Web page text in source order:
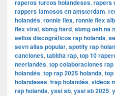
raperos turcos holandeses, rapers
rappers famosos en amsterdam,
holandés, ronnie flex, ronnie flex
flex viral, sbmg hard, sbmg oeh na
sellos discográficos rap holanda,
sevn alias popular, spotify rap
canciones, tabitha rap, top 10
neerlandés, top colaboraciones
holandés, top rap 2025 holanda, top
holandeses, trap holandés, videos
rap holanda, yssi sb, yssi sb 2025,